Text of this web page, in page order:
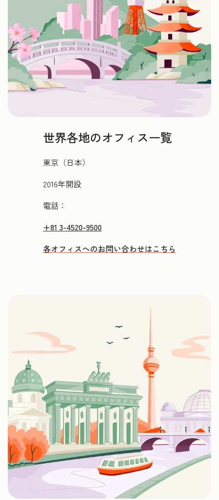
世界各地のオフィス一覧
東京（日本）
2016年開設
電話：
+81 3-4520-9500
各オフィスへのお問い合わせはこちら